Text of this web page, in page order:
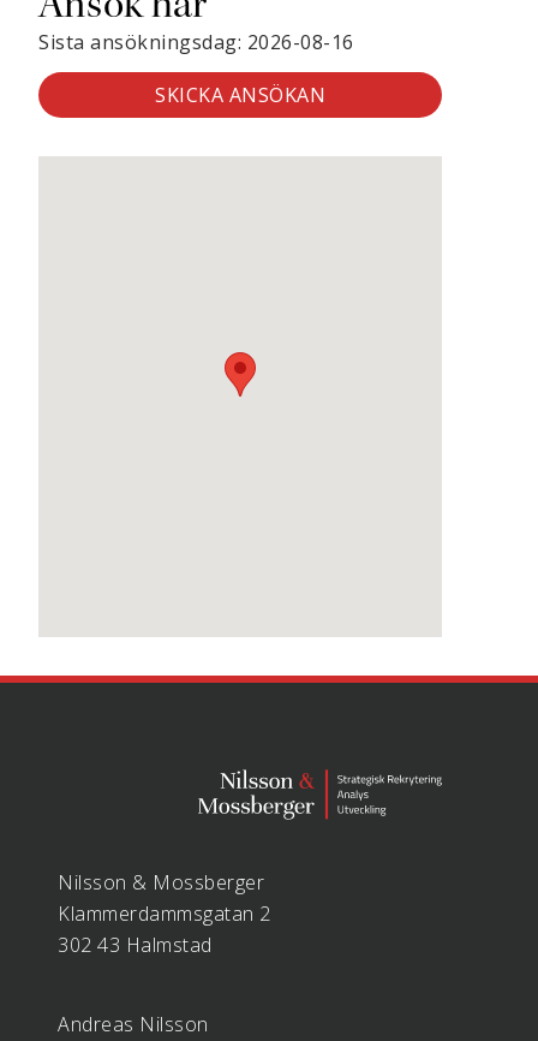
Sista ansökningsdag: 2026-08-16
SKICKA ANSÖKAN
Nilsson & Mossberger
Klammerdammsgatan 2
302 43 Halmstad
Andreas Nilsson